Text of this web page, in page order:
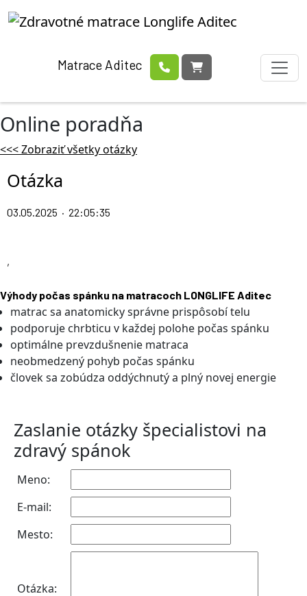
Matrace Aditec
Online poradňa
<<< Zobraziť všetky otázky
Otázka
03.05.2025 · 22:05:35
,
Výhody počas spánku na matracoch LONGLIFE Aditec
matrac sa anatomicky správne prispôsobí telu
podporuje chrbticu v každej polohe počas spánku
optimálne prevzdušnenie matraca
neobmedzený pohyb počas spánku
človek sa zobúdza oddýchnutý a plný novej energie
Zaslanie otázky špecialistovi na
zdravý spánok
Meno:
E-mail:
Mesto:
Otázka: